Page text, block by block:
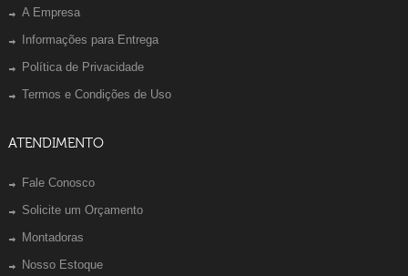
A Empresa
Informações para Entrega
Política de Privacidade
Termos e Condições de Uso
ATENDIMENTO
Fale Conosco
Solicite um Orçamento
Montadoras
Nosso Estoque